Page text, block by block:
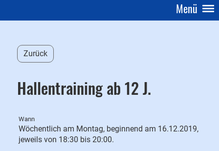
Menü
Zurück
Hallentraining ab 12 J.
Wann
Wöchentlich am Montag, beginnend am 16.12.2019,
jeweils von 18:30 bis 20:00.